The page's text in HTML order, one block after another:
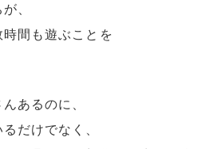
、
間も遊ぶことを
あるのに、
だけでなく、